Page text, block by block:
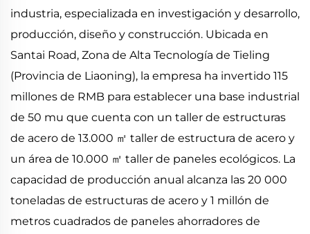
industria, especializada en investigación y desarrollo,
producción, diseño y construcción. Ubicada en
Santai Road, Zona de Alta Tecnología de Tieling
(Provincia de Liaoning), la empresa ha invertido 115
millones de RMB para establecer una base industrial
de 50 mu que cuenta con un taller de estructuras
de acero de 13.000 ㎡ taller de estructura de acero y
un área de 10.000 ㎡ taller de paneles ecológicos. La
capacidad de producción anual alcanza las 20 000
toneladas de estructuras de acero y 1 millón de
metros cuadrados de paneles ahorradores de